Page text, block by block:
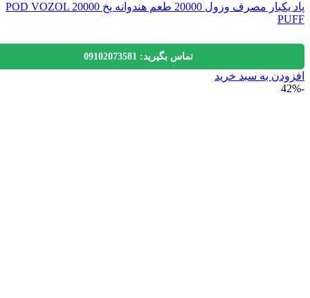
پاد یکبار مصرف وزول 20000 طعم هندوانه یخ POD VOZOL 20000
تماس بگیرید: 09102073581
به سبد خرید